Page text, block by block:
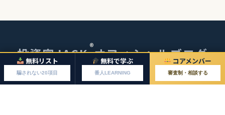
無料リスト
騙されない20項目
無料で学ぶ
番人LEARNING
コアメンバー
審査制・相談する
投資家JACK®オフィシャルブログ
© 2026 投資家JACKオフィシャルブログ